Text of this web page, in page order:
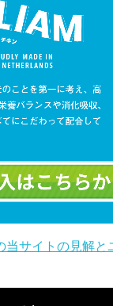
当サイトの見解と